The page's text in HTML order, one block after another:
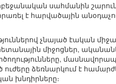
սահմանին
է հարվածային
չնայած էական
միջոցներ,
ձեռնարկում է
խնդիրները։